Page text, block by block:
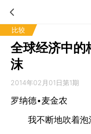
比较
全球经济中
沫
2014年02月01日第1期
罗纳德•麦金农
我不断地吹着泡